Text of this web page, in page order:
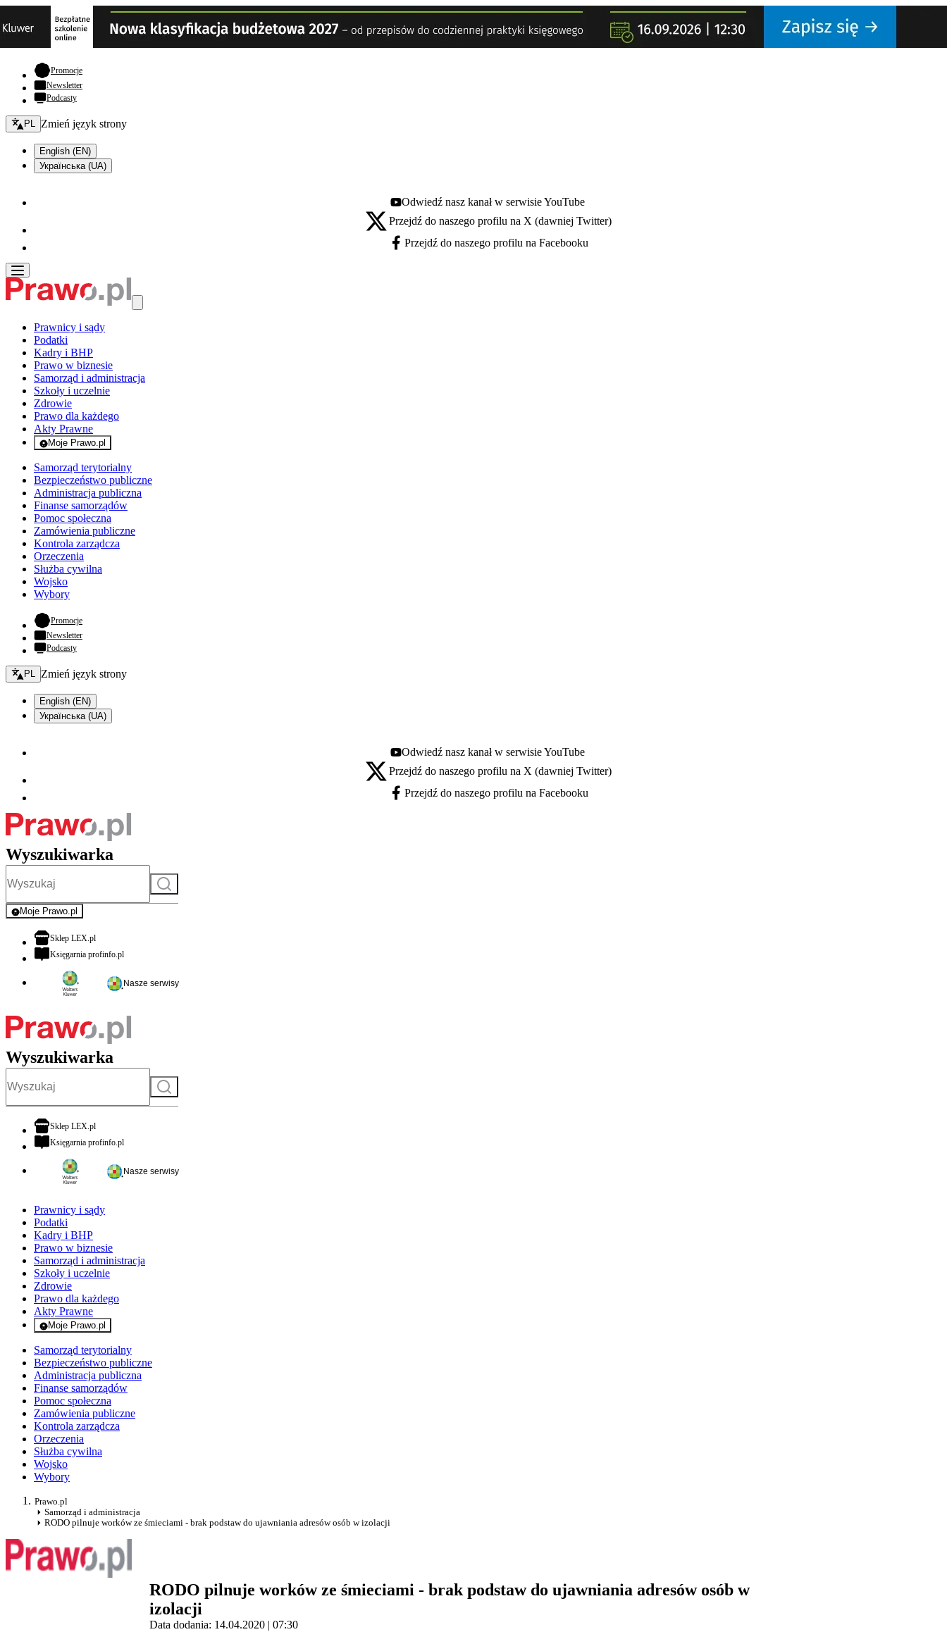
Promocje- otwiera się w nowej karcie
Newsletter
Podcasty
Zmień język - bieżący:
PL Zmień język strony
English (EN)
Українська (UA)
Youtube - otwiera się w nowej karcie
Odwiedź nasz kanał w serwisie YouTube
X - otwiera się w nowej karcie
Przejdź do naszego profilu na X (dawniej Twitter)
Facebook - otwiera się w nowej karcie
Przejdź do naszego profilu na Facebooku
Prawnicy i sądy
Podatki
Kadry i BHP
Prawo w biznesie
Samorząd i administracja
Szkoły i uczelnie
Zdrowie
Prawo dla każdego
Akty Prawne
Moje Prawo.pl
- rejestracja i logowanie do serwisu
Samorząd terytorialny
Bezpieczeństwo publiczne
Administracja publiczna
Finanse samorządów
Pomoc społeczna
Zamówienia publiczne
Kontrola zarządcza
Orzeczenia
Służba cywilna
Wojsko
Wybory
Promocje- otwiera się w nowej karcie
Newsletter
Podcasty
Zmień język - bieżący:
PL Zmień język strony
English (EN)
Українська (UA)
Youtube - otwiera się w nowej karcie
Odwiedź nasz kanał w serwisie YouTube
X - otwiera się w nowej karcie
Przejdź do naszego profilu na X (dawniej Twitter)
Facebook - otwiera się w nowej karcie
Przejdź do naszego profilu na Facebooku
Wyszukiwarka
Szukaj
Moje Prawo.pl
- rejestracja i logowanie do serwisu
Sklep LEX.plotwiera się w nowej karcie
Księgarnia profinfo.plotwiera się w nowej karcie
Nasze serwisy
Wyszukiwarka
Szukaj
Sklep LEX.plotwiera się w nowej karcie
Księgarnia profinfo.plotwiera się w nowej karcie
Nasze serwisy
Prawnicy i sądy
Podatki
Kadry i BHP
Prawo w biznesie
Samorząd i administracja
Szkoły i uczelnie
Zdrowie
Prawo dla każdego
Akty Prawne
Moje Prawo.pl
- rejestracja i logowanie do serwisu
Samorząd terytorialny
Bezpieczeństwo publiczne
Administracja publiczna
Finanse samorządów
Pomoc społeczna
Zamówienia publiczne
Kontrola zarządcza
Orzeczenia
Służba cywilna
Wojsko
Wybory
Prawo.pl
Samorząd i administracja
RODO pilnuje worków ze śmieciami - brak podstaw do ujawniania adresów osób w izolacji
RODO pilnuje worków ze śmieciami - brak podstaw do ujawniania adresów osób w
izolacji
Data dodania: 14.04.2020 | 07:30